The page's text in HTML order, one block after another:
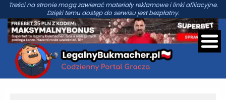
Treści na stronie mogą zawierać materiały reklamowe i linki afiliacyjne.
Dzięki temu dostęp do serwisu jest bezpłatny.